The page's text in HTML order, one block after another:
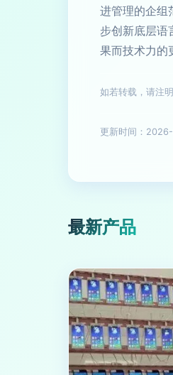
进管理的企组
步创新底层语
果而技术力的
如若转载，请注
更新时间：
最新产品